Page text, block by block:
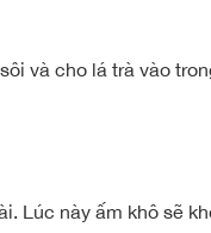
và cho lá trà vào
này ấm khô sẽ